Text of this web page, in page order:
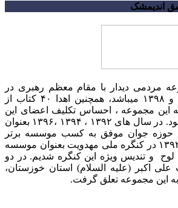
اندیمشک
مردمی دیدار با مقام معظم رهبری در
سالهای ۱۳۹۳ ، ۱۳۹۷ و ۱۳۹۸ میباشد، همچنین اهدا ۴۰ کتاب از
این مجموعه ، احساس تکلیف اعضای این
مجموعه را دوچندان نمود. در سال های ۱۳۹۲ ، ۱۳۹۴ ،۱۳۹۶ بعنوان
حوزه جوان موفق به کسب موسسه برتر
استان شدیم. در سال ۱۳۹۲ در کنگره ملی مهدویت بعنوان موسسه
لوح و تندیس ویژه این کنگره شدیم. در دو
اکبر (علیه السلام) استان خوزستان،
این مجموعه تعلق گرفت.